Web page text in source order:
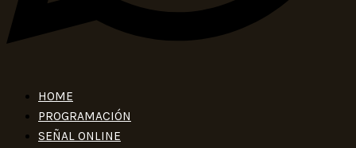
HOME
PROGRAMACIÓN
SEÑAL ONLINE